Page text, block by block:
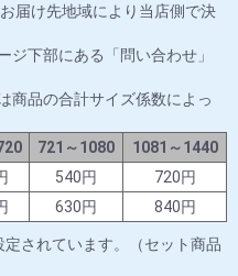
届け先地域により当店側で決
下部にある「問い合わせ」
商品の合計サイズ係数によっ
721～1080
1081～1440
540円
720円
630円 840円
されています。（セット商品